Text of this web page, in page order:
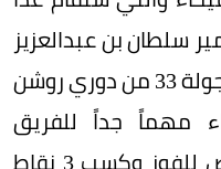
سلطان بن عبدالعزيز
الرياضية في المحالة، ضمن الجولة 33 من دوري روشن
مهماً جداً للفريق